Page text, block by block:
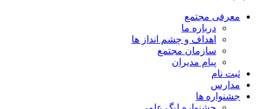
معرفی مجتمع
درباره ما
اهداف و چشم انداز ها
سازمان مجتمع
پیام مدیران
ثبت نام
مدارس
جشنواره ها